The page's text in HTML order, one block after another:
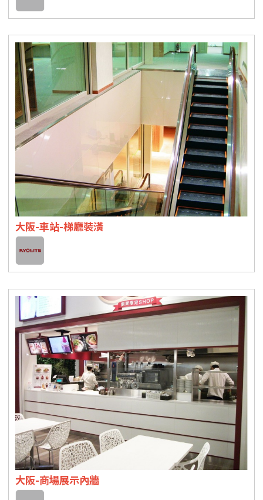
大阪-車站-梯廳裝潢
大阪-商場展示內牆